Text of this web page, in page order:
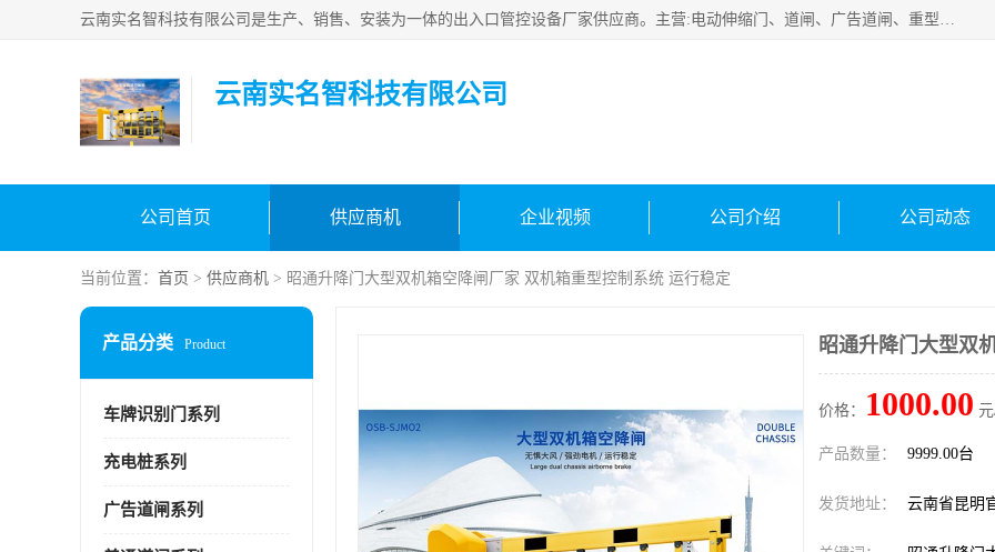
云南实名智科技有限公司是生产、销售、安装为一体的出入口管控设备厂家供应商。主营:电动伸缩门、道闸、广告道闸、重型空降闸、车牌识别、门禁通道、升降柱、岗亭、旗杆等智能设备。主营产品: 电动伸缩门,道闸门禁,车牌识别 生产、销售、安装为一体的出入口管控设备厂家源头供应商。
云南实名智科技有限公司
公司首页 供应商机 企业视频 公司介绍 公司动态
当前位置： 首页 > 供应商机 > 昭通升降门大型双机箱空降闸厂家 双机箱重型控制系统 运行稳定
产品分类 Product
车牌识别门系列
充电桩系列
广告道闸系列
昭通升降门大型双
价格： 1000.00
产品数量： 9999.00台
发货地址： 云南省昆明